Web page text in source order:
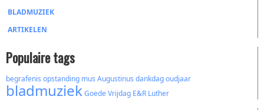
BLADMUZIEK
ARTIKELEN
Populaire tags
begrafenis opstanding mus Augustinus dankdagoudjaar
bladmuziekGoede Vrijdag E&R Luther